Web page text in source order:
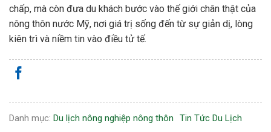
chấp, mà còn đưa du khách bước vào thế giới chân thật của
nông thôn nước Mỹ, nơi giá trị sống đến từ sự giản dị, lòng
kiên trì và niềm tin vào điều tử tế.
Danh mục: Du lịch nông nghiệp nông thôn Tin Tức Du Lịch